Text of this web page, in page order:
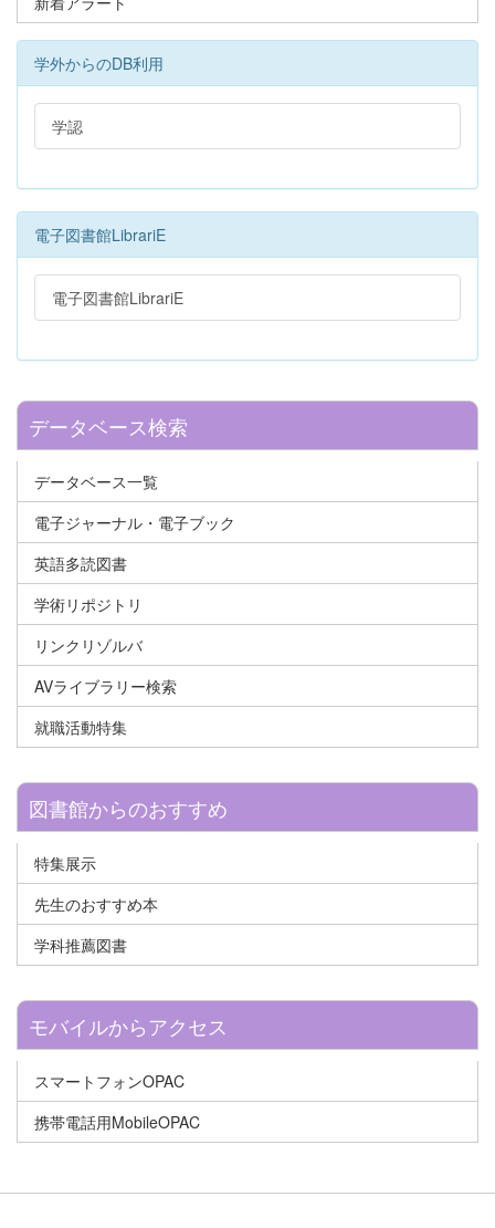
学外からのDB利用
学認
電子図書館LibrariE
電子図書館LibrariE
データベース検索
データベース一覧
電子ジャーナル・電子ブック
英語多読図書
学術リポジトリ
リンクリゾルバ
AVライブラリー検索
就職活動特集
図書館からのおすすめ
特集展示
先生のおすすめ本
学科推薦図書
モバイルからアクセス
スマートフォンOPAC
携帯電話用MobileOPAC